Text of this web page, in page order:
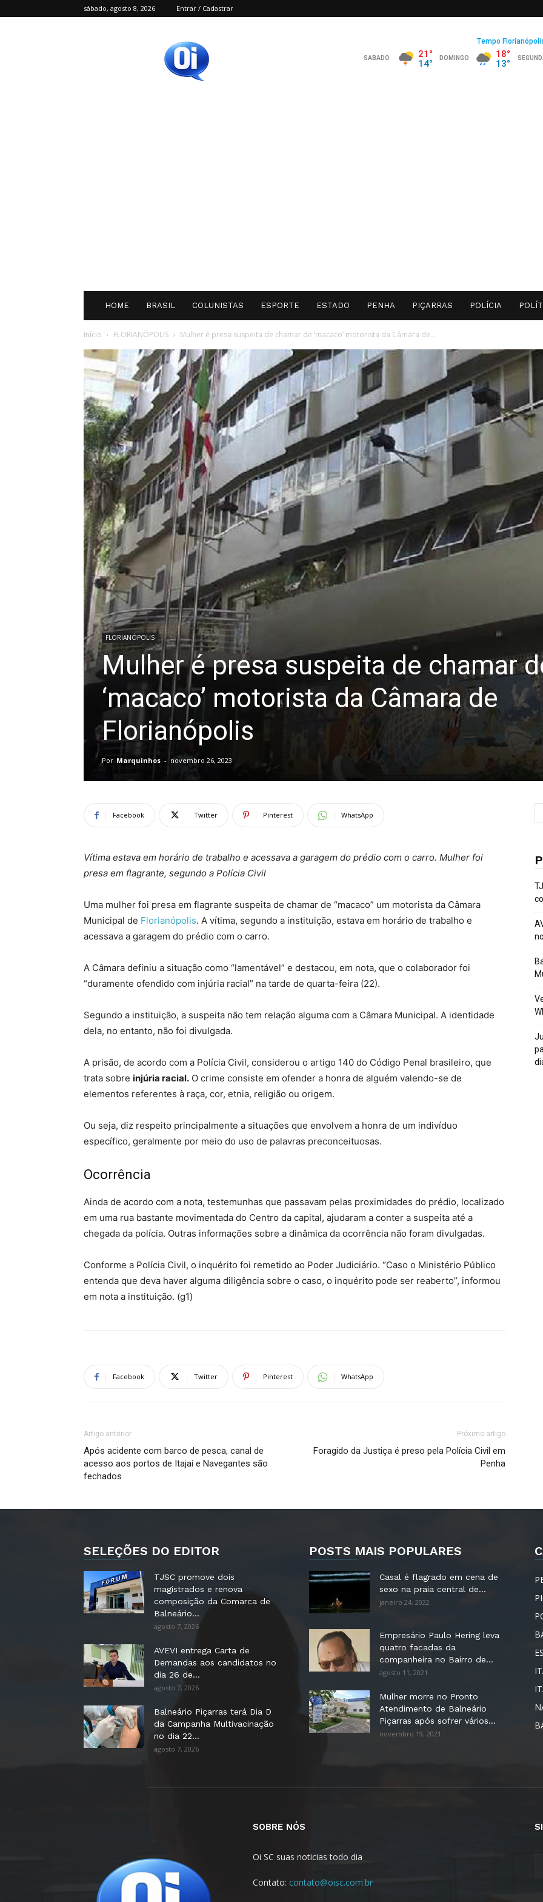
sábado, agosto 8, 2026 Entrar / Cadastrar
HOME BRASIL COLUNISTAS ESPORTE ESTADO PENHA PIÇARRAS POLÍCIA
Início FLORIANÓPOLIS Mulher é presa suspeita de chamar de ‘macaco’ motorista da Câmara de...
FLORIANÓPOLIS
Mulher é presa suspeita de chamar
‘macaco’ motorista da Câmara de
Florianópolis
Por Marquinhos - novembro 26, 2023
Facebook Twitter Pinterest WhatsApp
Vítima estava em horário de trabalho e acessava a garagem do prédio com o carro. Mulher foi
presa em flagrante, segundo a Polícia Civil
Uma mulher foi presa em flagrante suspeita de chamar de “macaco” um motorista da Câmara
Municipal de Florianópolis. A vítima, segundo a instituição, estava em horário de trabalho e
acessava a garagem do prédio com o carro.
A Câmara definiu a situação como “lamentável” e destacou, em nota, que o colaborador foi
“duramente ofendido com injúria racial” na tarde de quarta-feira (22).
Segundo a instituição, a suspeita não tem relação alguma com a Câmara Municipal. A identidade
dela, no entanto, não foi divulgada.
A prisão, de acordo com a Polícia Civil, considerou o artigo 140 do Código Penal brasileiro, que
trata sobre injúria racial. O crime consiste em ofender a honra de alguém valendo-se de
elementos referentes à raça, cor, etnia, religião ou origem.
Ou seja, diz respeito principalmente a situações que envolvem a honra de um indivíduo
específico, geralmente por meio do uso de palavras preconceituosas.
Ocorrência
Ainda de acordo com a nota, testemunhas que passavam pelas proximidades do prédio, localizado
em uma rua bastante movimentada do Centro da capital, ajudaram a conter a suspeita até a
chegada da polícia. Outras informações sobre a dinâmica da ocorrência não foram divulgadas.
Conforme a Polícia Civil, o inquérito foi remetido ao Poder Judiciário. “Caso o Ministério Público
entenda que deva haver alguma diligência sobre o caso, o inquérito pode ser reaberto”, informou
em nota a instituição. (g1)
Facebook Twitter Pinterest WhatsApp
Artigo anterior
Após acidente com barco de pesca, canal de
acesso aos portos de Itajaí e Navegantes são
fechados
Próximo artigo
Foragido da Justiça é preso pela Polícia Civil em
Penha
SELEÇÕES DO EDITOR
TJSC promove dois
magistrados e renova
composição da Comarca de
Balneário...
agosto 7, 2026
AVEVI entrega Carta de
Demandas aos candidatos no
dia 26 de...
agosto 7, 2026
Balneário Piçarras terá Dia D
da Campanha Multivacinação
no dia 22...
agosto 7, 2026
POSTS MAIS POPULARES
Casal é flagrado em cena de
sexo na praia central de...
janeiro 24, 2022
Empresário Paulo Hering leva
quatro facadas da
companheira no Bairro de...
agosto 11, 2021
Mulher morre no Pronto
Atendimento de Balneário
Piçarras após sofrer vários...
novembro 19, 2021
SOBRE NÓS
Oi SC suas noticias todo dia
Contato: contato@oisc.com.br